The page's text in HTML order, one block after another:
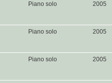
Piano solo 2005
Piano solo 2005
Piano solo 2005